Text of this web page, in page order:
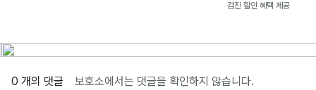
검진 할인 혜택 제공
0 개의 댓글 보호소에서는 댓글을 확인하지 않습니다.